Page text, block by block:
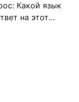
Какой язык
на этот